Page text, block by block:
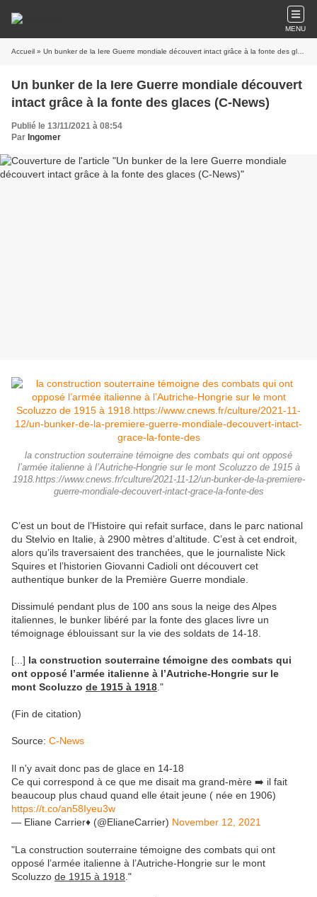
MENU
Accueil » Un bunker de la Iere Guerre mondiale découvert intact grâce à la fonte des glaces (C-News)
Un bunker de la Iere Guerre mondiale découvert
intact grâce à la fonte des glaces (C-News)
Publié le 13/11/2021 à 08:54
Par Ingomer
la construction souterraine témoigne des combats qui ont opposé
l’armée italienne à l’Autriche-Hongrie sur le mont Scoluzzo de 1915 à
1918.https://www.cnews.fr/culture/2021-11-12/un-bunker-de-la-premiere-
guerre-mondiale-decouvert-intact-grace-la-fonte-des
C’est un bout de l’Histoire qui refait surface, dans le parc national
du Stelvio en Italie, à 2900 mètres d’altitude. C’est à cet endroit,
alors qu’ils traversaient des tranchées, que le journaliste Nick
Squires et l’historien Giovanni Cadioli ont découvert cet
authentique bunker de la Première Guerre mondiale.
Dissimulé pendant plus de 100 ans sous la neige des Alpes
italiennes, le bunker libéré par la fonte des glaces livre un
témoignage éblouissant sur la vie des soldats de 14-18.
[...] la construction souterraine témoigne des combats qui
ont opposé l’armée italienne à l’Autriche-Hongrie sur le
mont Scoluzzo de 1915 à 1918 ."
(Fin de citation)
Source: C-News
Il n'y avait donc pas de glace en 14-18
Ce qui correspond à ce que me disait ma grand-mère ➡️ il fait
beaucoup plus chaud quand elle était jeune ( née en 1906)
https://t.co/an58Iyeu3w
— Eliane Carrier♦️ (@ElianeCarrier) November 12, 2021
"La construction souterraine témoigne des combats qui ont
opposé l’armée italienne à l’Autriche-Hongrie sur le mont
Scoluzzo de 1915 à 1918 ."